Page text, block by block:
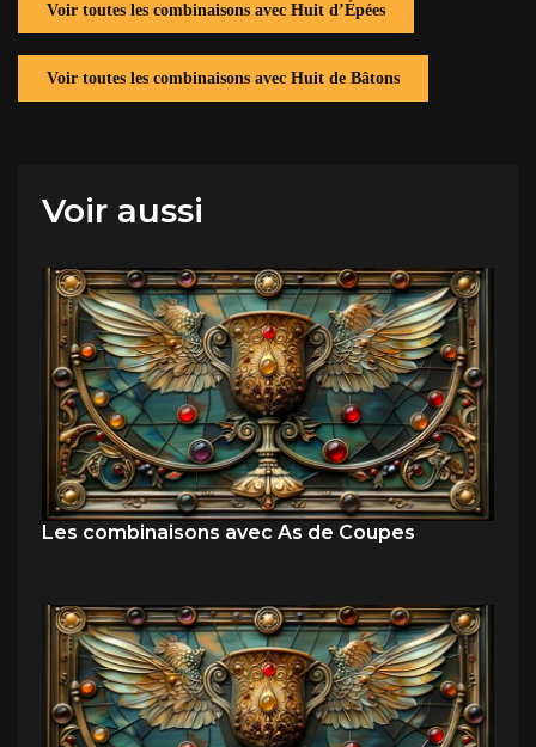
Voir toutes les combinaisons avec Huit d’Épées
Voir toutes les combinaisons avec Huit de Bâtons
Voir aussi
Les combinaisons avec As de Coupes